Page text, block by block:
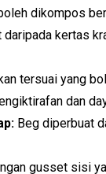
dikompos
daripada kertas
tersuai yang
dan
Beg diperbuat
gusset sisi